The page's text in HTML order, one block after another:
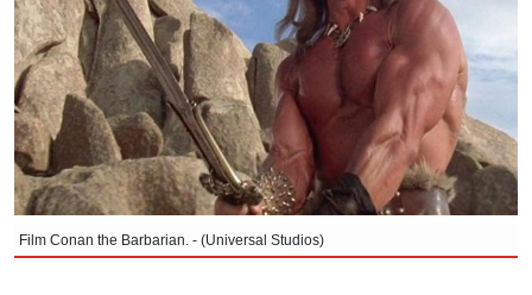
Film Conan the Barbarian. - (Universal Studios)